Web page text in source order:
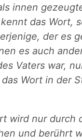
innen
das Wort,
der es
es auch
Vaters war,
Wort in der
wird nur durch
und berührt